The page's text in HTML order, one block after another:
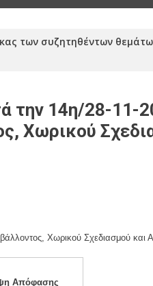
των συζητηθέντων
την 14η/28-11-
Χωρικού
Χωρικού Σχεδιασμού και
Απόφασης